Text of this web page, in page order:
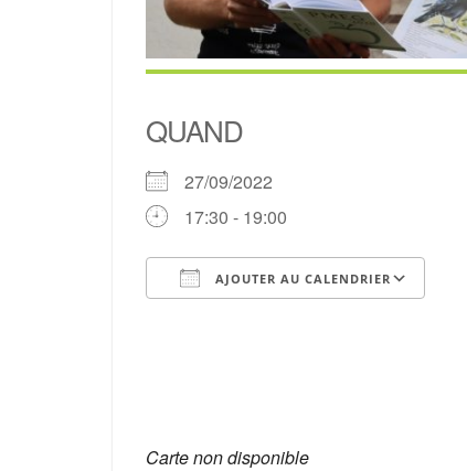
QUAND
27/09/2022
17:30 - 19:00
AJOUTER AU CALENDRIER
Carte non disponible